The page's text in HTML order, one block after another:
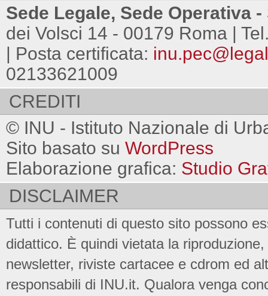
Sede Legale, Sede Operativa
dei Volsci 14 - 00179 Roma |
| Posta certificata:
02133621009
CREDITI
© INU - Istituto Nazionale di
Sito basato su WordPress
Elaborazione grafica: Studio
DISCLAIMER
Tutti i contenuti di questo sito possono
didattico. È quindi vietata la
newsletter, riviste cartacee e cdrom ed
responsabili di INU.it. Qualora venga